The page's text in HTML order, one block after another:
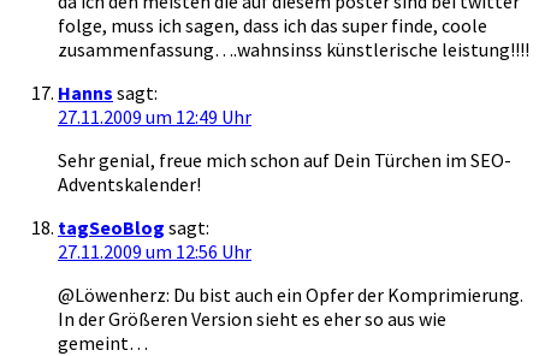
folge, muss ich sagen, dass ich das super finde, coole
zusammenfassung….wahnsinss künstlerische leistung!!!!
Hanns sagt:
27.11.2009 um 12:49 Uhr
Sehr genial, freue mich schon auf Dein Türchen im SEO-
Adventskalender!
tagSeoBlog sagt:
27.11.2009 um 12:56 Uhr
@Löwenherz: Du bist auch ein Opfer der Komprimierung.
In der Größeren Version sieht es eher so aus wie
gemeint…